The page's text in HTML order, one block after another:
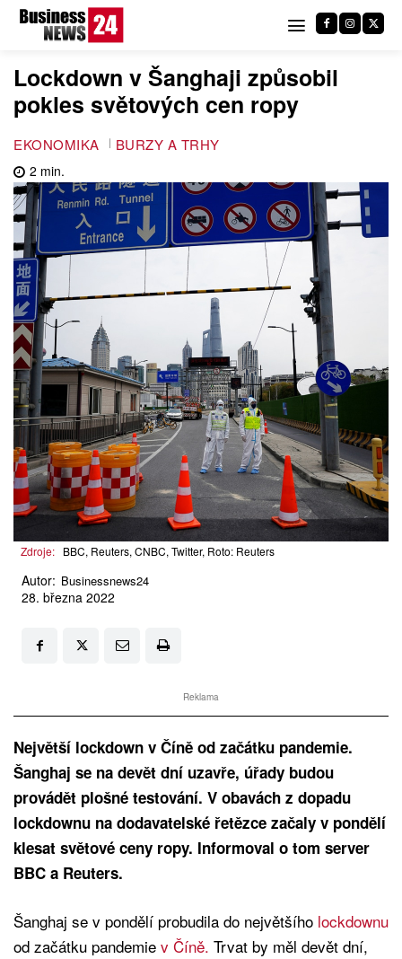
Lockdown v Šanghaji způsobil
pokles světových cen ropy
EKONOMIKA BURZY A TRHY
2 min.
Zdroje: BBC, Reuters, CNBC, Twitter, Roto: Reuters
Autor: Businessnews24
28. března 2022
Reklama
Největší lockdown v Číně od začátku pandemie.
Šanghaj se na devět dní uzavře, úřady budou
provádět plošné testování. V obavách z dopadu
lockdownu na dodavatelské řetězce začaly v pondělí
klesat světové ceny ropy. Informoval o tom server
BBC a Reuters.
Šanghaj se v pondělí probudila do největšího lockdownu
od začátku pandemie v Číně. Trvat by měl devět dní,